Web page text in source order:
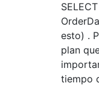
esto) .
plan
tiempo